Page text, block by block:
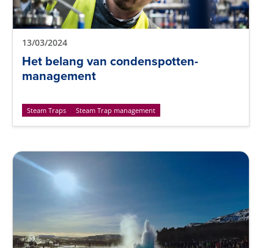
13/03/2024
Het belang van condenspotten-
management
Steam Traps Steam Trap management